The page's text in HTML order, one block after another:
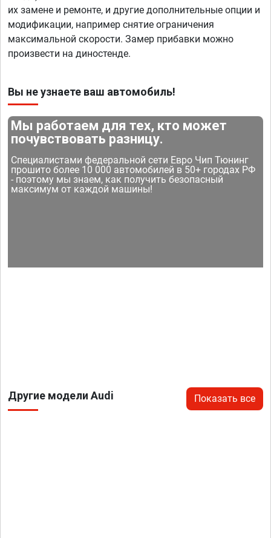
их замене и ремонте, и другие дополнительные опции и
модификации, например снятие ограничения
максимальной скорости. Замер прибавки можно
произвести на диностенде.
Вы не узнаете ваш автомобиль!
Мы работаем для тех, кто может
почувствовать разницу.
Специалистами федеральной сети Евро Чип Тюнинг
прошито более 10 000 автомобилей в 50+ городах РФ
- поэтому мы знаем, как получить безопасный
максимум от каждой машины!
Другие модели Audi Показать все